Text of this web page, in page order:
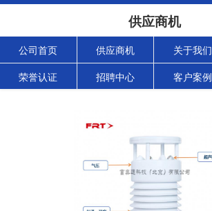
供应商机
公司首页 供应商机 关于我们
荣誉认证 招聘中心 客户案例